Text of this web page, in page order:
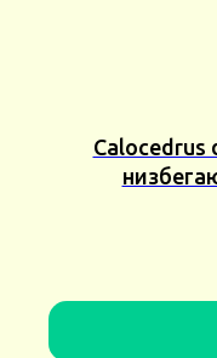
Calocedrus